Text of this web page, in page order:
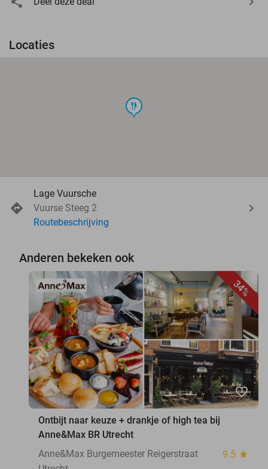
Locaties
food
Lage Vuursche
Vuurse Steeg 2
Routebeschrijving
Anderen bekeken ook
34%
favorite_border
Ontbijt naar keuze + drankje of high tea bij
Anne&Max BR Utrecht
Anne&Max Burgemeester Reigerstraat
9.5 star